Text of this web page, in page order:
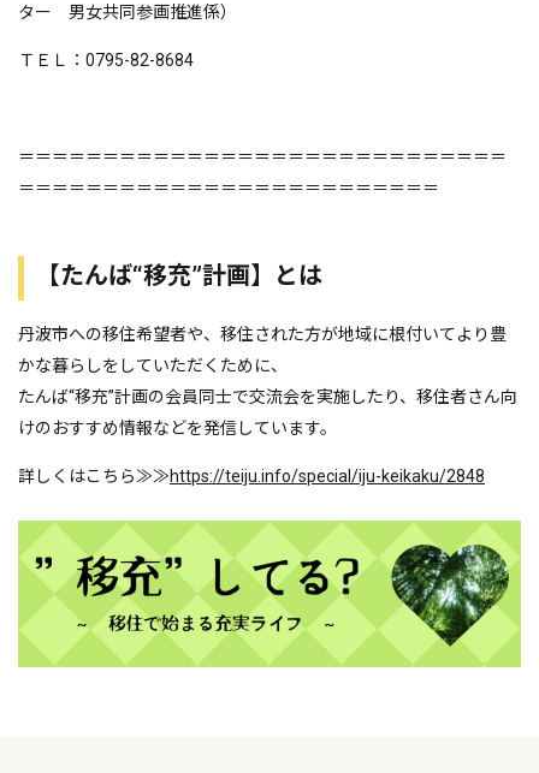
ター 男女共同参画推進係）
ＴＥＬ：0795-82-8684
＝＝＝＝＝＝＝＝＝＝＝＝＝＝＝＝＝＝＝＝＝＝＝＝＝＝＝＝＝
＝＝＝＝＝＝＝＝＝＝＝＝＝＝＝＝＝＝＝＝＝＝＝＝＝
【たんば“移充”計画】とは
丹波市への移住希望者や、移住された方が地域に根付いてより豊
かな暮らしをしていただくために、
たんば“移充”計画の会員同士で交流会を実施したり、移住者さん向
けのおすすめ情報などを発信しています。
詳しくはこちら≫≫https://teiju.info/special/iju-keikaku/2848